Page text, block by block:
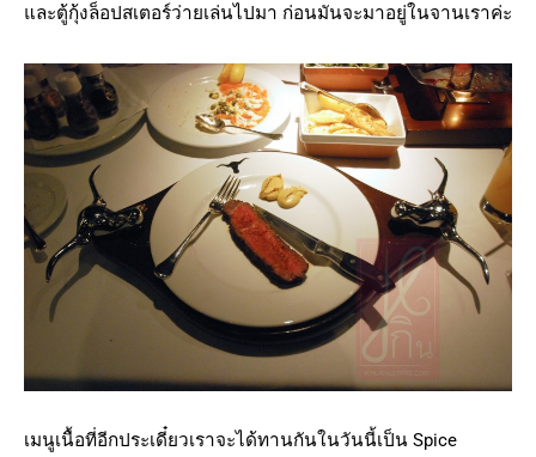
และตู้กุ้งล็อปสเตอร์ว่ายเล่นไปมา ก่อนมันจะมาอยู่ในจานเราค่ะ
เมนูเนื้อที่อีกประเดี๋ยวเราจะได้ทานกันในวันนี้เป็น Spice